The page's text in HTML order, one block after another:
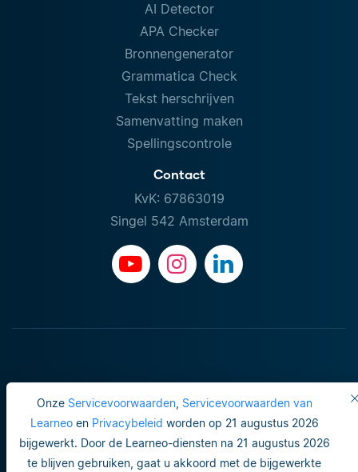
Onze Servicevoorwaarden, Servicevoorwaarden van
Learneoen Privacybeleid worden op 21 augustus 2026
bijgewerkt. Door de Learneo-diensten na 21 augustus 2026
te blijven gebruiken, gaat u akkoord met de bijgewerkte
AI Detector
APA Checker
Bronnengenerator
Grammatica Check
Tekst herschrijven
Samenvatting maken
Spellingscontrole
Contact
KvK: 67863019
Singel 542 Amsterdam
Gebruiksvoorwaarden